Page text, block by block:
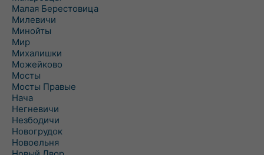
Малая Берестовица
Милевичи
Минойты
Мир
Михалишки
Можейково
Мосты
Мосты Правые
Нача
Негневичи
Незбодичи
Новогрудок
Новоельня